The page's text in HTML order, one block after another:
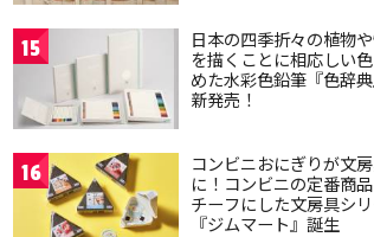
15
日本の四季折々の植物
を描くことに相応しい
めた水彩色鉛筆『色辞
新発売！
16
コンビニおにぎりが文
に！コンビニの定番商
チーフにした文房具シ
『ジムマート』誕生